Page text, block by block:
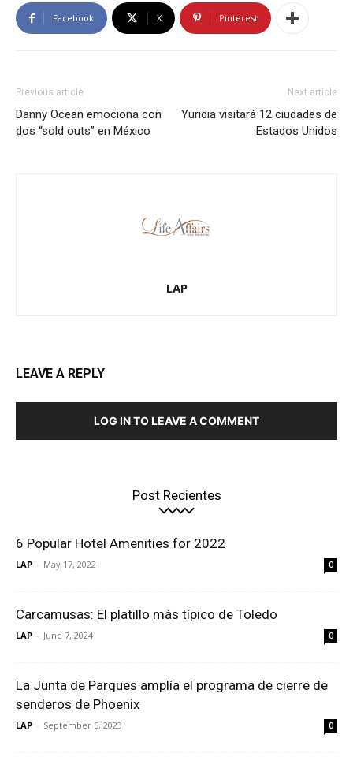
Facebook X Pinterest
Previous article
Danny Ocean emociona con
dos “sold outs” en México
Next article
Yuridia visitará 12 ciudades de
Estados Unidos
LAP
LEAVE A REPLY
LOG IN TO LEAVE A COMMENT
Post Recientes
6 Popular Hotel Amenities for 2022
LAP - May 17, 2022 0
Carcamusas: El platillo más típico de Toledo
LAP - June 7, 2024 0
La Junta de Parques amplía el programa de cierre de
senderos de Phoenix
LAP - September 5, 2023 0